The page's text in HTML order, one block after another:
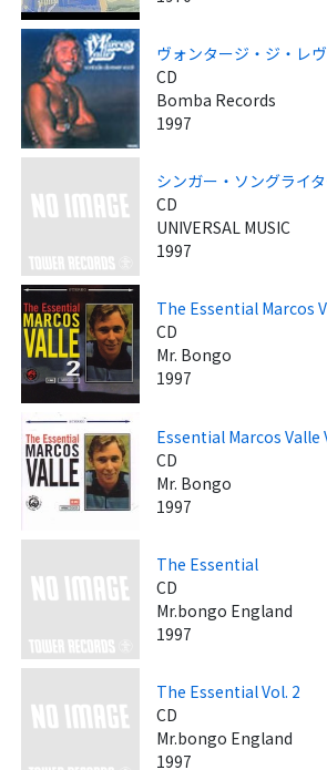
ヴォンタージ・ジ・レ
CD
Bomba Records
1997
シンガー・ソングライ
CD
UNIVERSAL MUSIC
1997
The Essential Marcos
CD
Mr. Bongo
1997
Essential Marcos Valle
CD
Mr. Bongo
1997
The Essential
CD
Mr.bongo England
1997
The Essential Vol. 2
CD
Mr.bongo England
1997